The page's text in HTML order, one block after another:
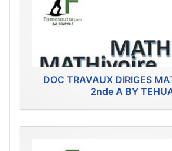
DOC TRAVAUX DIRIGES
2nde A BY